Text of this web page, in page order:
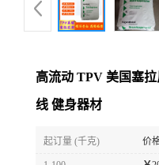
展
高流动 TPV 美国塞
线 健身器材
起订量 (千克) 价